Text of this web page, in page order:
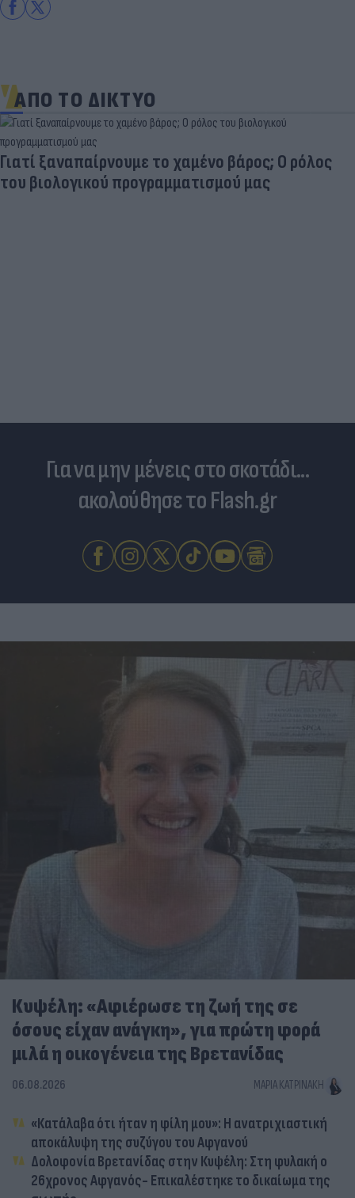
ΑΠΟ ΤΟ ΔΙΚΤΥΟ
Γιατί ξαναπαίρνουμε το χαμένο βάρος; Ο ρόλος
του βιολογικού προγραμματισμού μας
Για να μην μένεις στο σκοτάδι...
ακολούθησε το Flash.gr
Κυψέλη: «Αφιέρωσε τη ζωή της σε
όσους είχαν ανάγκη», για πρώτη φορά
μιλά η οικογένεια της Βρετανίδας
06.08.2026 ΜΑΡΊΑ ΚΑΤΡΙΝΆΚΗ
«Κατάλαβα ότι ήταν η φίλη μου»: Η ανατριχιαστική
αποκάλυψη της συζύγου του Αφγανού
Δολοφονία Βρετανίδας στην Κυψέλη: Στη φυλακή ο
26χρονος Αφγανός- Επικαλέστηκε το δικαίωμα της